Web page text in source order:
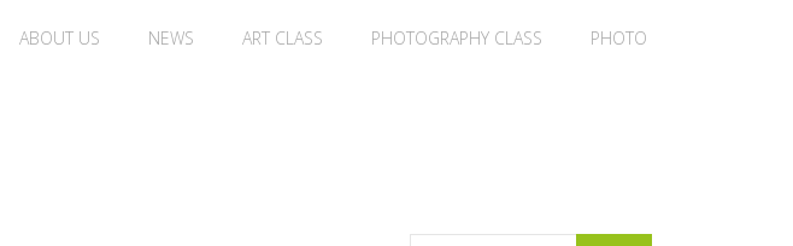
ABOUT US NEWS ART CLASS PHOTOGRAPHY CLASS PHOTO